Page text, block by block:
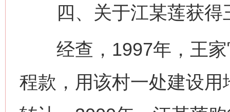
四、关于江某莲获得
经查，1997年，王家
程款，用该村一处建设